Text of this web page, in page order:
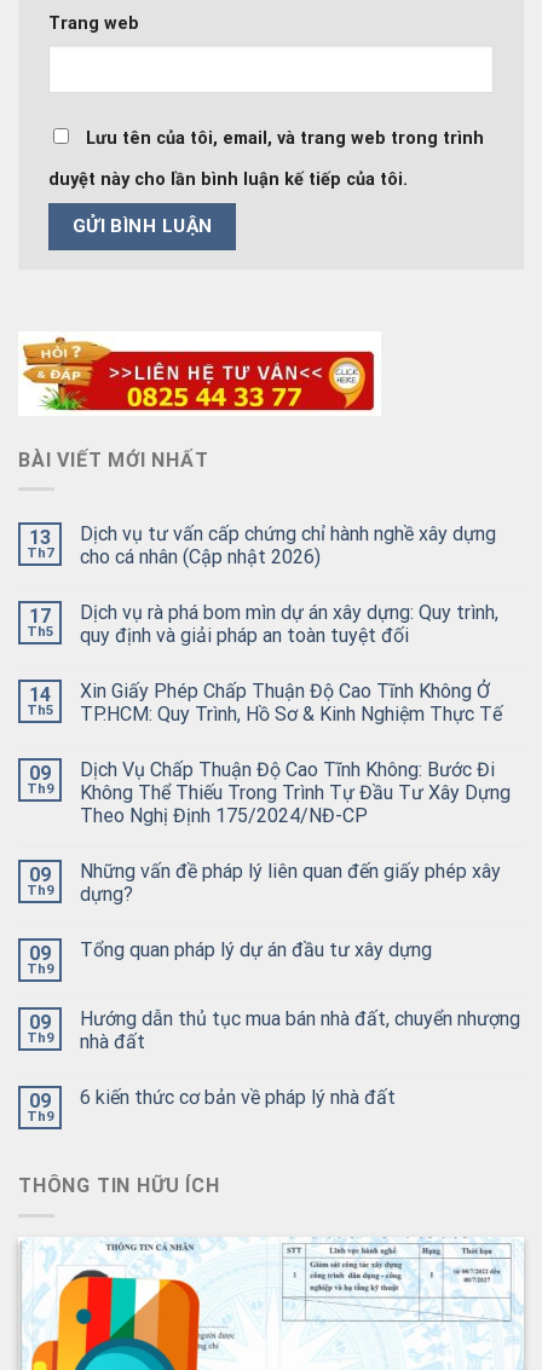
Trang web
Lưu tên của tôi, email, và trang web trong trình
duyệt này cho lần bình luận kế tiếp của tôi.
BÀI VIẾT MỚI NHẤT
13
Th7
Dịch vụ tư vấn cấp chứng chỉ hành nghề xây dựng
cho cá nhân (Cập nhật 2026)
17
Th5
Dịch vụ rà phá bom mìn dự án xây dựng: Quy trình,
quy định và giải pháp an toàn tuyệt đối
14
Th5
Xin Giấy Phép Chấp Thuận Độ Cao Tĩnh Không Ở
TP.HCM: Quy Trình, Hồ Sơ & Kinh Nghiệm Thực Tế
09
Th9
Dịch Vụ Chấp Thuận Độ Cao Tĩnh Không: Bước Đi
Không Thể Thiếu Trong Trình Tự Đầu Tư Xây Dựng
Theo Nghị Định 175/2024/NĐ-CP
09
Th9
Những vấn đề pháp lý liên quan đến giấy phép xây
dựng?
09
Th9
Tổng quan pháp lý dự án đầu tư xây dựng
09
Th9
Hướng dẫn thủ tục mua bán nhà đất, chuyển nhượng
nhà đất
09
Th9
6 kiến thức cơ bản về pháp lý nhà đất
THÔNG TIN HỮU ÍCH